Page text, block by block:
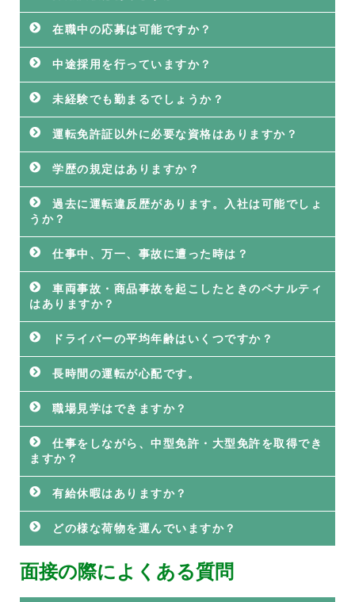
在職中の応募は可能ですか？
中途採用を行っていますか？
未経験でも勤まるでしょうか？
運転免許証以外に必要な資格はありますか？
学歴の規定はありますか？
過去に運転違反歴があります。入社は可能でしょ
うか？
仕事中、万一、事故に遭った時は？
車両事故・商品事故を起こしたときのペナルティ
はありますか？
ドライバーの平均年齢はいくつですか？
長時間の運転が心配です。
職場見学はできますか？
仕事をしながら、中型免許・大型免許を取得でき
ますか？
有給休暇はありますか？
どの様な荷物を運んでいますか？
面接の際によくある質問